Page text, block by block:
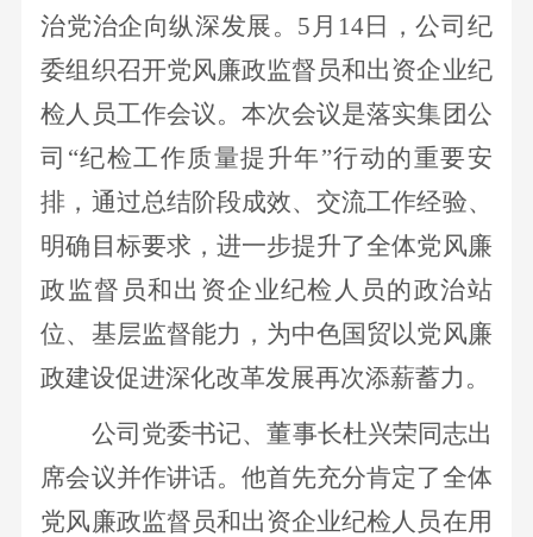
治党治企向纵深发展。 5月14日，公司纪
委组织召开党风廉政监督员和出资企业纪
检人员工作会议。本次会议是落实集团公
司 “纪检工作质量提升年”行动的重要安
排， 通过总结阶段成效、交流工作经验、
明确目标要求，进一步提升了全体党风廉
政监督员和出资企业纪检人员的政治站
位、基层监督能力，为中色国贸以党风廉
政建设促进深化改革发展再次添薪蓄力。
公司党委书记、董事长杜兴荣同志出
席会议并作讲话。他首先充分肯定了全体
党风廉政监督员和出资企业纪检人员在用